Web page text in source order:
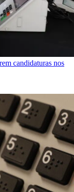
candidaturas nos